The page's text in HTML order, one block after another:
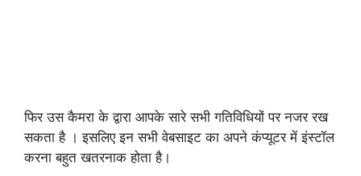
फिर उस कैमरा के द्वारा आपके सारे सभी गतिविधियों पर नजर रख
सकता है । इसलिए इन सभी वेबसाइट का अपने कंप्यूटर में इंस्टॉल
करना बहुत खतरनाक होता है।